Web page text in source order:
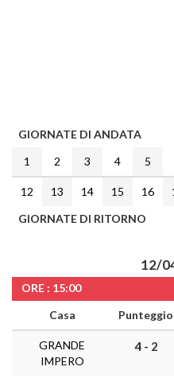
GIORNATE DI ANDATA
1
2 3 4 5
12 13 14 15 16
GIORNATE DI RITORNO
12/
ORE : 15:00
Casa
Punteggio
GRANDE
IMPERO
4 - 2